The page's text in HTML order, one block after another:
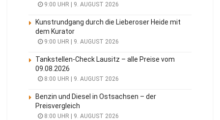
9:00 UHR | 9. AUGUST 2026
Kunstrundgang durch die Lieberoser Heide mit
dem Kurator
9:00 UHR | 9. AUGUST 2026
Tankstellen-Check Lausitz – alle Preise vom
09.08.2026
8:00 UHR | 9. AUGUST 2026
Benzin und Diesel in Ostsachsen – der
Preisvergleich
8:00 UHR | 9. AUGUST 2026